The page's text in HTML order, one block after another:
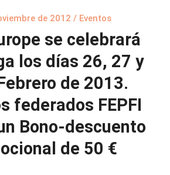
de 2012 / Eventos
se celebrará
los días 26, 27 y
de 2013.
federados FEPFI
Bono-descuento
de 50 €